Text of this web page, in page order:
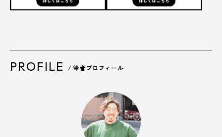
PROFILE / 筆者プロフィール